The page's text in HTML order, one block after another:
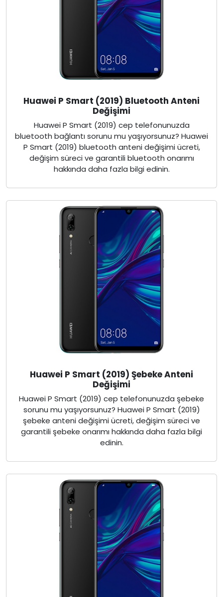
Huawei P Smart (2019) Bluetooth Anteni
Değişimi
Huawei P Smart (2019) cep telefonunuzda
bluetooth bağlantı sorunu mu yaşıyorsunuz? Huawei
P Smart (2019) bluetooth anteni değişimi ücreti,
değişim süreci ve garantili bluetooth onarımı
hakkında daha fazla bilgi edinin.
Huawei P Smart (2019) Şebeke Anteni
Değişimi
Huawei P Smart (2019) cep telefonunuzda şebeke
sorunu mu yaşıyorsunuz? Huawei P Smart (2019)
şebeke anteni değişimi ücreti, değişim süreci ve
garantili şebeke onarımı hakkında daha fazla bilgi
edinin.